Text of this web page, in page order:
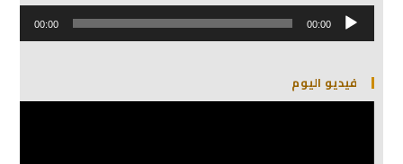
مشغل
الصوت 00:00
00:00
فيديو اليوم
مشغل